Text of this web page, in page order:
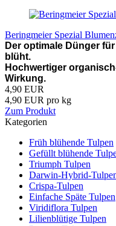
Beringmeier Spezial
Der optimale Dünger
blüht.
Hochwertiger
Wirkung.
4,90 EUR
4,90 EUR pro kg
Zum Produkt
Kategorien
Früh blühende Tulpen
Gefüllt blühende
Triumph Tulpen
Darwin-Hybrid-
Crispa-Tulpen
Einfache Späte Tulpen
Viridiflora Tulpen
Lilienblütige Tulpen